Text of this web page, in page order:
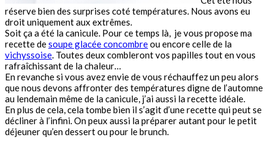
réserve bien des surprises coté températures. Nous avons eu
droit uniquement aux extrêmes.
Soit ça a été la canicule. Pour ce temps là, je vous propose ma
recette desoupe glacée concombreou encore celle de la
vichyssoise. Toutes deux combleront vos papilles tout en vous
rafraîchissant de la chaleur…
En revanche si vous avez envie de vous réchauffez un peu alors
que nous devons affronter des températures digne de l’automne
au lendemain même de la canicule, j’ai aussi la recette idéale.
En plus de cela, cela tombe bien il s’agit d’une recette qui peut se
décliner à l’infini. On peux aussi la préparer autant pour le petit
déjeuner qu’en dessert ou pour le brunch.